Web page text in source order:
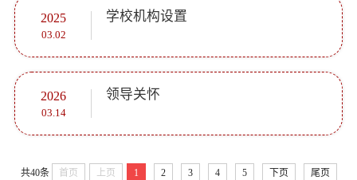
2025
03.02
学校机构设置
2026
03.14
领导关怀
共40条 首页 上页 1 2 3 4 5 下页
尾页